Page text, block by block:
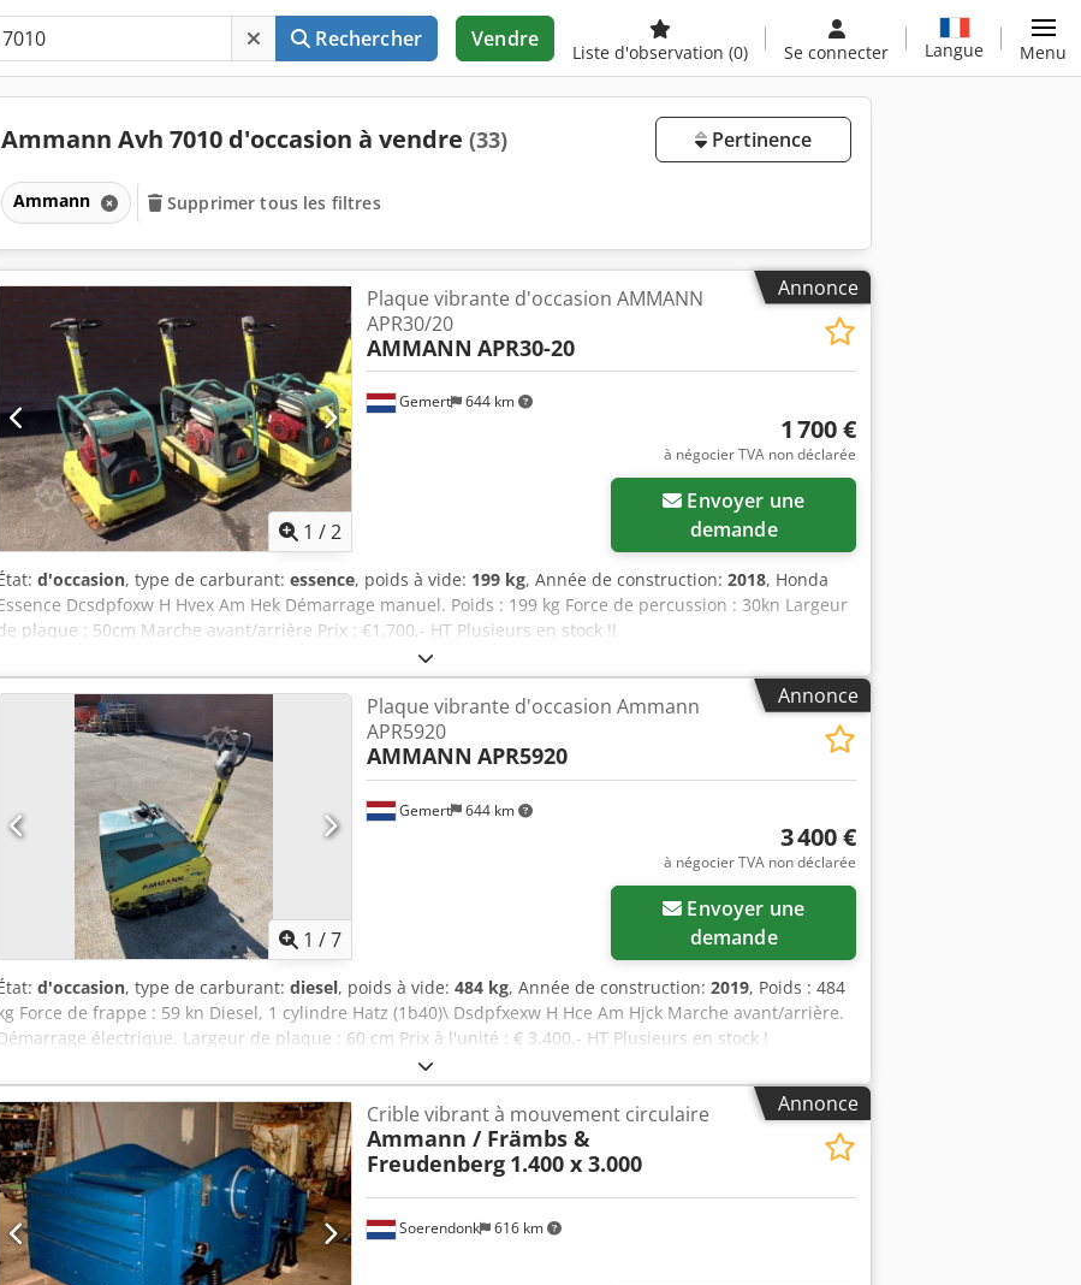
Rechercher Vendre
Liste d'observation (0) Se connecter Langue Menu
Ammann Avh 7010 d'occasion à vendre (33) Pertinence
Ammann Supprimer tous les filtres
Annonce
Demander plus
1 /2
Gemert 644 km
Plaque vibrante d'occasion AMMANN
APR30/20
AMMANN APR30-20
1 700 €
à négocier TVA non déclarée
demande
d'occasion, type de carburant: essence, poids à vide: 199 kg, Année de construction: 2018, Honda
Dcsdpfoxw H Hvex Am Hek Démarrage manuel. Poids : 199 kg Force de percussion : 30kn Largeur
plaque : 50cm Marche avant/arrière Prix : €1.700,- HT Plusieurs en stock !!
Annonce
1 /7
Gemert 644 km
Plaque vibrante d'occasion Ammann
APR5920
AMMANN APR5920
3 400 €
à négocier TVA non déclarée
demande
d'occasion, type de carburant: diesel, poids à vide: 484 kg, Année de construction: 2019, Poids : 484
Force de frappe : 59 kn Diesel, 1 cylindre Hatz (1b40)\ Dsdpfxexw H Hce Am Hjck Marche avant/arrière.
électrique. Largeur de plaque : 60 cm Prix à l'unité : € 3.400,- HT Plusieurs en stock !
Annonce
Soerendonk 616 km
Crible vibrant à mouvement circulaire
Ammann / Främbs &
Freudenberg 1.400 x 3.000